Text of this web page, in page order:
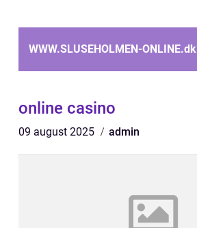
WWW.SLUSEHOLMEN-ONLINE.dk
online casino
09 august 2025 admin